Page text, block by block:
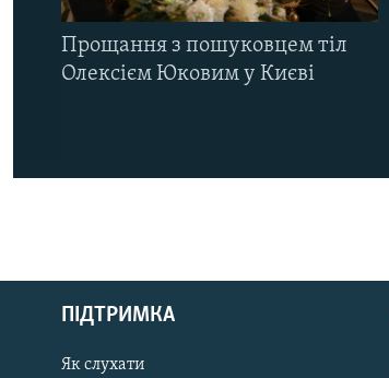
РУС
Прощання з пошуковцем тіл
Олексієм Юковим у Києві
ПІДТРИМКА
Як слухати